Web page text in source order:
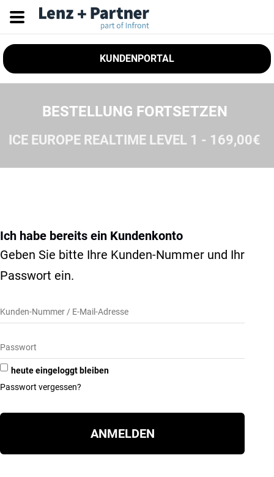
KUNDENPORTAL
BESTELLUNG FORTSETZEN
ICE EUROPE REALTIME LEVEL 1 - 169,00€
Ich habe bereits ein Kundenkonto
Geben Sie bitte Ihre Kunden-Nummer und Ihr
Passwort ein.
heute eingeloggt bleiben
Passwort vergessen?
ANMELDEN